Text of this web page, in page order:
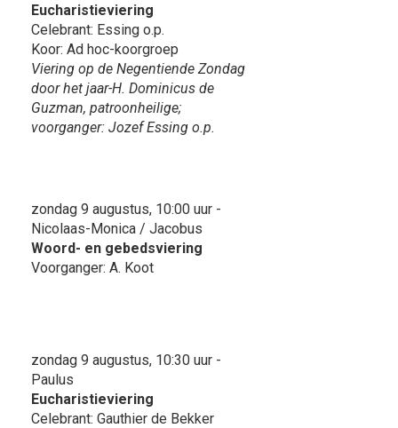
Eucharistieviering
Celebrant: Essing o.p.
Koor: Ad hoc-koorgroep
Viering op de Negentiende Zondag
door het jaar-H. Dominicus de
Guzman, patroonheilige;
voorganger: Jozef Essing o.p.
zondag 9 augustus, 10:00 uur -
Nicolaas-Monica / Jacobus
Woord- en gebedsviering
Voorganger: A. Koot
zondag 9 augustus, 10:30 uur -
Paulus
Eucharistieviering
Celebrant: Gauthier de Bekker